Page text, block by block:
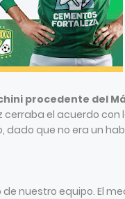
procedente del
el acuerdo con
que no era un
de nuestro equipo. El